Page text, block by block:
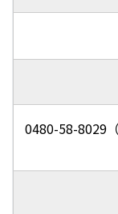
0480-58-8029